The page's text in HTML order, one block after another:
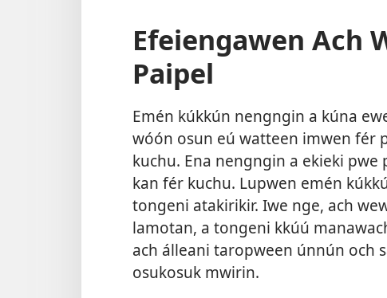
Efeiengawen Ach
Paipel
Emén kúkkún nengngin a kúna
wóón osun eú watteen imwen fér
kuchu. Ena nengngin a ekieki
kan fér kuchu. Lupwen emén
tongeni atakirikir. Iwe nge, ach
lamotan, a tongeni kkúú
ach álleani taropween únnún och
osukosuk mwirin.